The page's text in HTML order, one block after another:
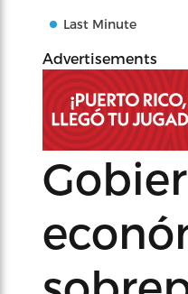
Last Minute
Advertisements